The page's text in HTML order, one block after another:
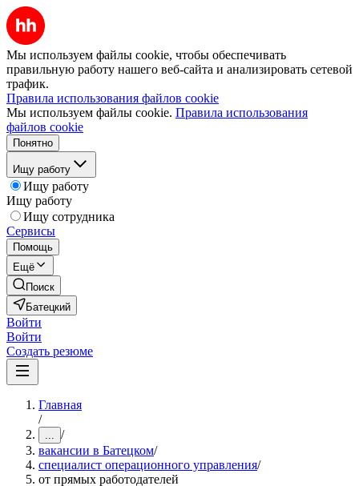
Мы используем файлы cookie, чтобы обеспечивать
правильную работу нашего веб-сайта и анализировать сетевой
трафик.
Правила использования файлов cookie
Мы используем файлы cookie. Правила использования
файлов cookie
Понятно
Ищу работу
Ищу работу
Ищу работу
Ищу сотрудника
Сервисы
Помощь
Ещё
Поиск
Батецкий
Войти
Войти
Создать резюме
Главная
/
... /
вакансии в Батецком/
специалист операционного управления/
от прямых работодателей